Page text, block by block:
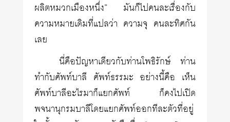
ผลิตหมวกเมืองหนึ่ง” มันก็ไปคนละเรื่องกับ
ความหมายเดิมที่แปลว่า ความจุ คนละทิศกัน
เลย
นี่คือปัญหาเดียวกับท่านโพธิรักษ์ ท่าน
ทำกับศัพท์บาลี ศัพท์ธรรมะ อย่างนี้คือ เห็น
ศัพท์บาลีอะไรมาก็แยกศัพท์ ก็คงไปเปิด
พจนานุกรมบาลีโดยแยกศัพท์ออกทีละตัวที่อยู่